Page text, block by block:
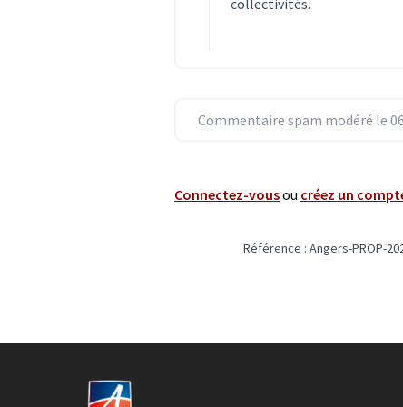
Commentaire spam modéré le
Connectez-vousou créez un
Référence : Angers-PROP-